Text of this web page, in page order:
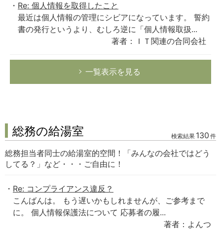
Re: 個人情報を取得したこと
最近は個人情報の管理にシビアになっています。 誓約
書の発行というより、むしろ逆に「個人情報取扱...
著者：ＩＴ関連の合同会社
一覧表示を見る
総務の給湯室 検索結果 130 件
総務担当者同士の給湯室的空間！「みんなの会社ではどう
してる？」など・・・ご自由に！
Re: コンプライアンス違反？
こんばんは。 もう遅いかもしれませんが、ご参考まで
に。 個人情報保護法について 応募者の履...
著者：よんつ